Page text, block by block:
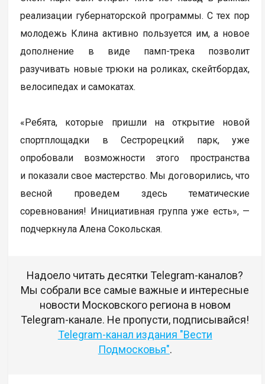
реализации губернаторской программы. С тех пор
молодежь Клина активно пользуется им, а новое
дополнение в виде памп-трека позволит
разучивать новые трюки на роликах, скейтбордах,
велосипедах и самокатах.
«Ребята, которые пришли на открытие новой
спортплощадки в Сестрорецкий парк, уже
опробовали возможности этого пространства
и показали свое мастерство. Мы договорились, что
весной проведем здесь тематические
соревнования! Инициативная группа уже есть», —
подчеркнула Алена Сокольская.
Надоело читать десятки Telegram-каналов?
Мы собрали все самые важные и интересные
новости Московского региона в новом
Telegram-канале. Не пропусти, подписывайся!
Telegram-канал издания "Вести
Подмосковья".